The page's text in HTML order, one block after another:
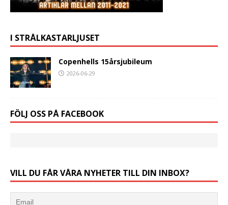
I STRÅLKASTARLJUSET
Copenhells 15årsjubileum
2026-06-29
FÖLJ OSS PÅ FACEBOOK
VILL DU FÅR VÅRA NYHETER TILL DIN INBOX?